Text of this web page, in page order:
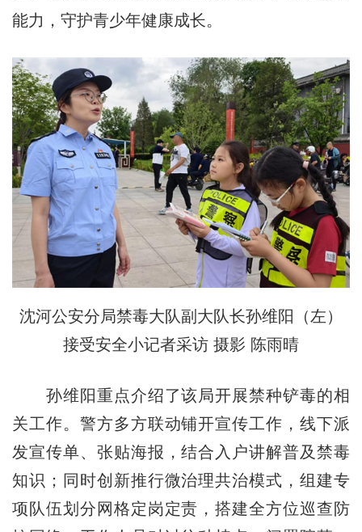
能力，守护青少年健康成长。
沈河公安分局禁毒大队副大队长孙维阳（左）
接受安全小记者采访 摄影 陈雨晴
孙维阳重点介绍了该局开展禁种铲毒的相
关工作。警方多方联动铺开宣传工作，线下派
发宣传单、张贴海报，结合入户讲解普及禁毒
知识；同时创新推行微治理共治模式，组建专
项队伍划分网格定岗定责，搭建全方位巡查防